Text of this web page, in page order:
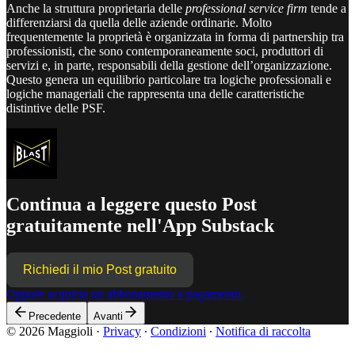
Anche la struttura proprietaria delle professional service firm tende a
differenziarsi da quella delle aziende ordinarie. Molto
frequentemente la proprietà è organizzata in forma di partnership tra
professionisti, che sono contemporaneamente soci, produttori di
servizi e, in parte, responsabili della gestione dell’organizzazione.
Questo genera un equilibrio particolare tra logiche professionali e
logiche manageriali che rappresenta una delle caratteristiche
distintive delle PSF.
Continua a leggere questo Post
gratuitamente nell'App Substack
Richiedi il mio Post gratuito
Oppure acquista un abbonamento a pagamento.
Precedente Avanti
© 2026 Maggioli · Privacy ∙ Condizioni ∙ Notifica di raccolta